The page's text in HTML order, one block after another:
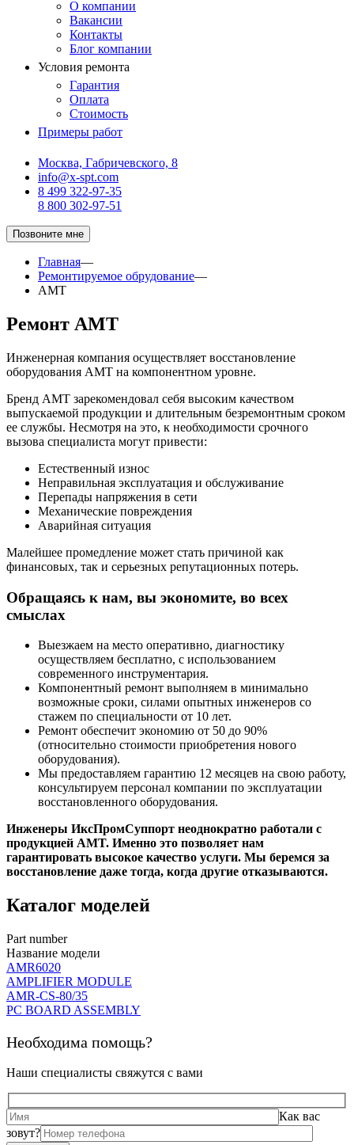
О компании
Вакансии
Контакты
Блог компании
Условия ремонта
Гарантия
Оплата
Стоимость
Примеры работ
Москва, Габричевского, 8
info@x-spt.com
8 499 322-97-35
8 800 302-97-51
Позвоните мне
Главная—
Ремонтируемое обрудование—
AMT
Ремонт AMT
Инженерная компания осуществляет восстановление
оборудования AMT на компонентном уровне.
Бренд AMT зарекомендовал себя высоким качеством
выпускаемой продукции и длительным безремонтным сроком
ее службы. Несмотря на это, к необходимости срочного
вызова специалиста могут привести:
Естественный износ
Неправильная эксплуатация и обслуживание
Перепады напряжения в сети
Механические повреждения
Аварийная ситуация
Малейшее промедление может стать причиной как
финансовых, так и серьезных репутационных потерь.
Обращаясь к нам, вы экономите, во всех
смыслах
Выезжаем на место оперативно, диагностику
осуществляем бесплатно, с использованием
современного инструментария.
Компонентный ремонт выполняем в минимально
возможные сроки, силами опытных инженеров со
стажем по специальности от 10 лет.
Ремонт обеспечит экономию от 50 до 90%
(относительно стоимости приобретения нового
оборудования).
Мы предоставляем гарантию 12 месяцев на свою работу,
консультируем персонал компании по эксплуатации
восстановленного оборудования.
Инженеры ИксПромСуппорт неоднократно работали с
продукцией AMT. Именно это позволяет нам
гарантировать высокое качество услуги. Мы беремся за
восстановление даже тогда, когда другие отказываются.
Каталог моделей
Part number
Название модели
AMR6020
AMPLIFIER MODULE
AMR-CS-80/35
PC BOARD ASSEMBLY
Необходима помощь?
Наши специалисты свяжутся с вами
Как вас
зовут?